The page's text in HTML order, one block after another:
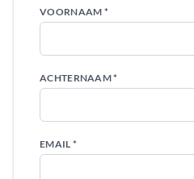
VOORNAAM *
ACHTERNAAM *
EMAIL *